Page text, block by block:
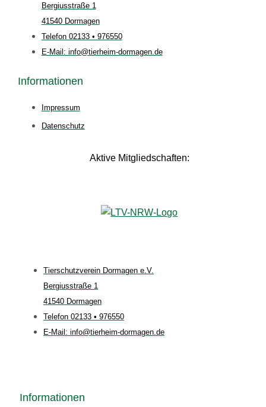
Bergiusstraße 1
41540 Dormagen
Telefon 02133 • 976550
E-Mail: info@tierheim-dormagen.de
Informationen
Impressum
Datenschutz
Aktive Mitgliedschaften:
Tierschutzverein Dormagen e.V.
Bergiusstraße 1
41540 Dormagen
Telefon 02133 • 976550
E-Mail: info@tierheim-dormagen.de
Informationen